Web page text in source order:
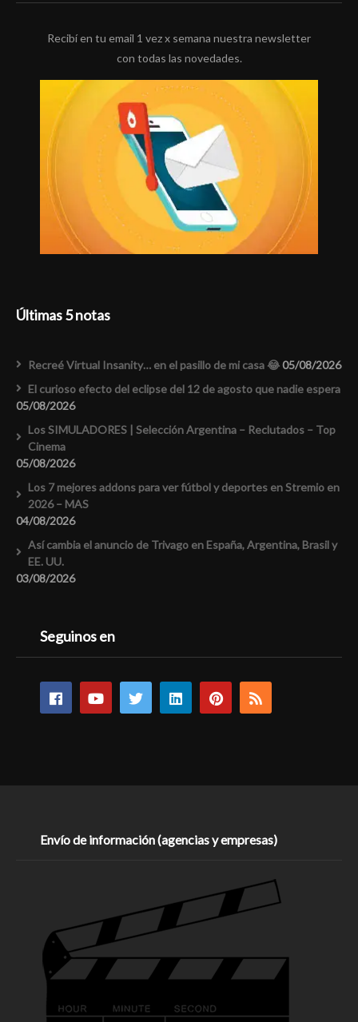
Recibí en tu email 1 vez x semana nuestra newsletter
con todas las novedades.
Últimas 5 notas
Recreé Virtual Insanity… en el pasillo de mi casa 😂05/08/2026
El curioso efecto del eclipse del 12 de agosto que nadie espera
05/08/2026
Los SIMULADORES | Selección Argentina – Reclutados – Top
Cinema
05/08/2026
Los 7 mejores addons para ver fútbol y deportes en Stremio en
2026 – MAS
04/08/2026
Así cambia el anuncio de Trivago en España, Argentina, Brasil y
EE. UU.
03/08/2026
Seguinos en
Envío de información (agencias y empresas)